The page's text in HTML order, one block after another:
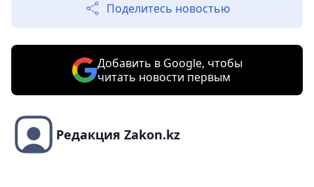
Поделитесь новостью
Добавить в Google, чтобы
читать новости первым
Редакция Zakon.kz